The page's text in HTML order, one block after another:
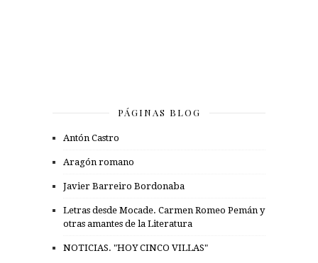
PÁGINAS BLOG
Antón Castro
Aragón romano
Javier Barreiro Bordonaba
Letras desde Mocade. Carmen Romeo Pemán y
otras amantes de la Literatura
NOTICIAS. "HOY CINCO VILLAS"